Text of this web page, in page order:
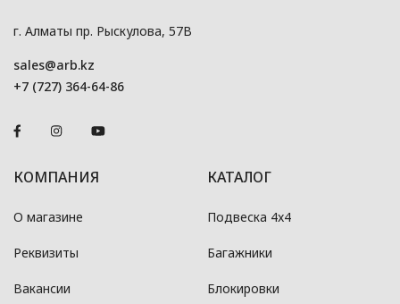
г. Алматы пр. Рыскулова, 57В
sales@arb.kz
+7 (727) 364-64-86
КОМПАНИЯ
О магазине
Реквизиты
Вакансии
КАТАЛОГ
Подвеска 4x4
Багажники
Блокировки